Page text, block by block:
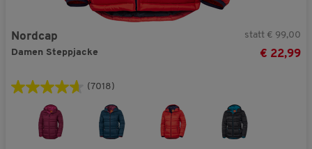
Nordcap
Damen Steppjacke
statt € 99,00
€ 22,99
(7018)